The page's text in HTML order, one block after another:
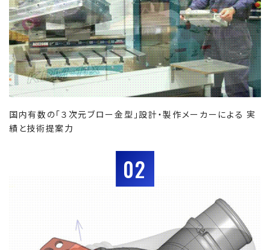
国内有数の「３次元ブロー金型」設計・製作メーカーによる 実
績と技術提案力
02